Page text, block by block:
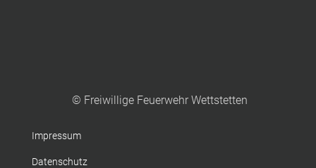
© Freiwillige Feuerwehr Wettstetten
Impressum
Datenschutz